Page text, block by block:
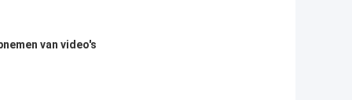
van video's